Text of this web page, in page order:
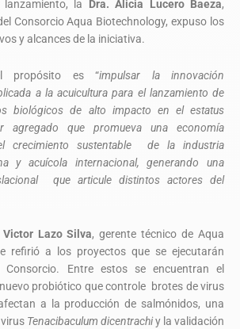
la Dra. Alicia Lucero Baeza,
Consorcio Aqua Biotechnology, expuso los
y alcances de la iniciativa.
propósito es “impulsar la innovación
a la acuicultura para el lanzamiento de
biológicos de alto impacto en el estatus
agregado que promueva una economía
crecimiento sustentable de la industria
y acuícola internacional, generando una
que articule distintos actores del
Victor Lazo Silva, gerente técnico de Aqua
refirió a los proyectos que se ejecutarán
Entre estos se encuentran el
probiótico que controle brotes de virus
a la producción de salmónidos, una
Tenacibaculum dicentrachiy la validación